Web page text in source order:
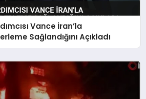
Vance İran’la
Sağlandığını Açıkladı